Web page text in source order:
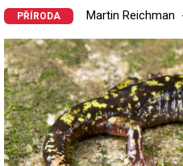
PŘÍRODA Martin Reichman
Image